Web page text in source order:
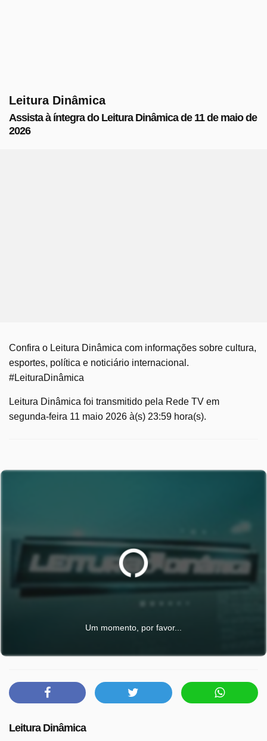
Leitura Dinâmica
Assista à íntegra do Leitura Dinâmica de 11 de maio de
2026
Confira o Leitura Dinâmica com informações sobre cultura,
esportes, política e noticiário internacional.
#LeituraDinâmica
Leitura Dinâmica foi transmitido pela Rede TV em
segunda-feira 11 maio 2026 à(s) 23:59 hora(s).
Um momento, por favor...
Leitura Dinâmica